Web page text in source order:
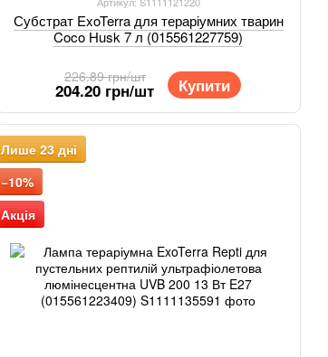
Субстрат ExoTerra для тераріумних тварин
Coco Husk 7 л (015561227759)
226.89 грн/шт
204.20 грн/шт Купити
Лише 23 дні
−10%
Акція